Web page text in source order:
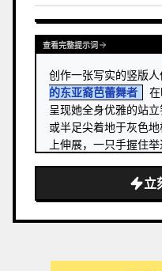
查看完整提示词
创作一张写实的竖版
的东亚裔芭蕾舞者
呈现她全身优雅的站
或半足尖着地于灰色
上伸展，一只手握住
立